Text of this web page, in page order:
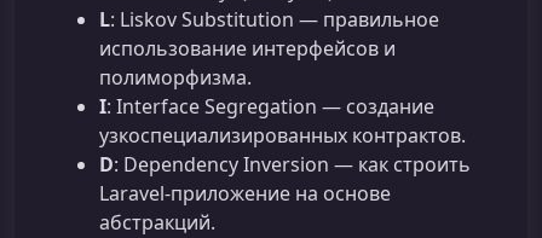
L: Liskov Substitution — правильное
использование интерфейсов и
полиморфизма.
I: Interface Segregation — создание
узкоспециализированных контрактов.
D: Dependency Inversion — как строить
Laravel‑приложение на основе
абстракций.